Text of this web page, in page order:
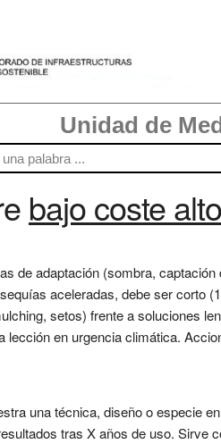
Unidad de
bajo coste
de adaptación (sombra,
aceleradas, debe ser corto
setos) frente a soluciones
lección en urgencia climática.
una técnica, diseño o especie
tras X años de uso. Sirve